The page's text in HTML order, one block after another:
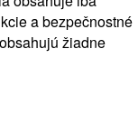
a bezpečnostné
žiadne